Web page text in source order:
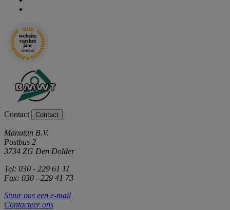
Contact Contact
Manutan B.V.
Postbus 2
3734 ZG Den Dolder
Tel: 030 - 229 61 11
Fax: 030 - 229 41 73
Stuur ons een e-mail
Contacteer ons